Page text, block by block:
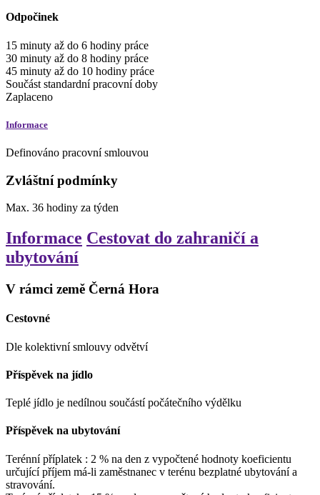
Odpočinek
15 minuty až do 6 hodiny práce
30 minuty až do 8 hodiny práce
45 minuty až do 10 hodiny práce
Součást standardní pracovní doby
Zaplaceno
Informace
Definováno pracovní smlouvou
Zvláštní podmínky
Max. 36 hodiny za týden
Informace Cestovat do zahraničí a
ubytování
V rámci země Černá Hora
Cestovné
Dle kolektivní smlouvy odvětví
Příspěvek na jídlo
Teplé jídlo je nedílnou součástí počátečního výdělku
Příspěvek na ubytování
Terénní příplatek : 2 % na den z vypočtené hodnoty koeficientu
určující příjem má-li zaměstnanec v terénu bezplatné ubytování a
stravování.